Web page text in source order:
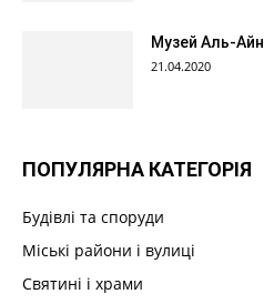
Музей Аль-Айн
21.04.2020
ПОПУЛЯРНА КАТЕГОРІЯ
Будівлі та споруди
Міські райони і вулиці
Святині і храми